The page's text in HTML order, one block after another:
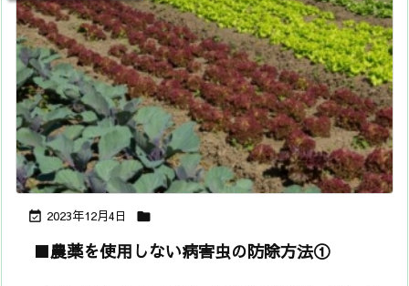
 2023年12月4日 
■農薬を使用しない病害虫の防除方法①